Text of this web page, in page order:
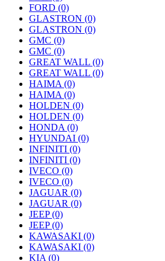
FORD (0)
GLASTRON (0)
GLASTRON (0)
GMC (0)
GMC (0)
GREAT WALL (0)
GREAT WALL (0)
HAIMA (0)
HAIMA (0)
HOLDEN (0)
HOLDEN (0)
HONDA (0)
HYUNDAI (0)
INFINITI (0)
INFINITI (0)
IVECO (0)
IVECO (0)
JAGUAR (0)
JAGUAR (0)
JEEP(0)
JEEP(0)
KAWASAKI (0)
KAWASAKI (0)
KIA (0)